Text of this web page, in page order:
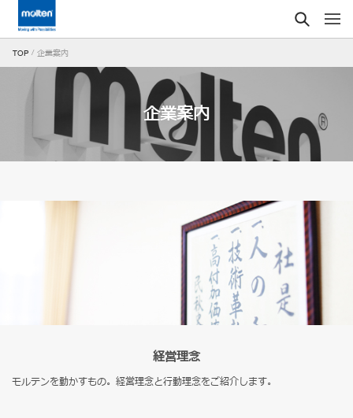
企業案内
TOP 企業案内
経営理念
モルテンを動かすもの。経営理念と行動理念をご紹介します。